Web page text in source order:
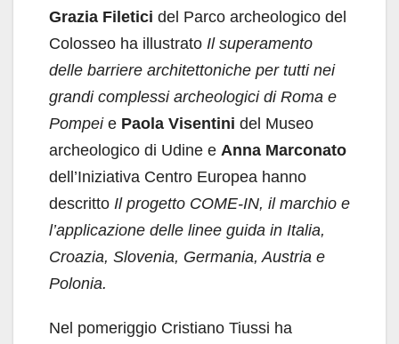
Grazia Filetici del Parco archeologico del
Colosseo ha illustrato Il superamento
delle barriere architettoniche per tutti nei
grandi complessi archeologici di Roma e
Pompei e Paola Visentini del Museo
archeologico di Udine e Anna Marconato
dell’Iniziativa Centro Europea hanno
descritto Il progetto COME-IN, il marchio e
l’applicazione delle linee guida in Italia,
Croazia, Slovenia, Germania, Austria e
Polonia.
Nel pomeriggio Cristiano Tiussi ha